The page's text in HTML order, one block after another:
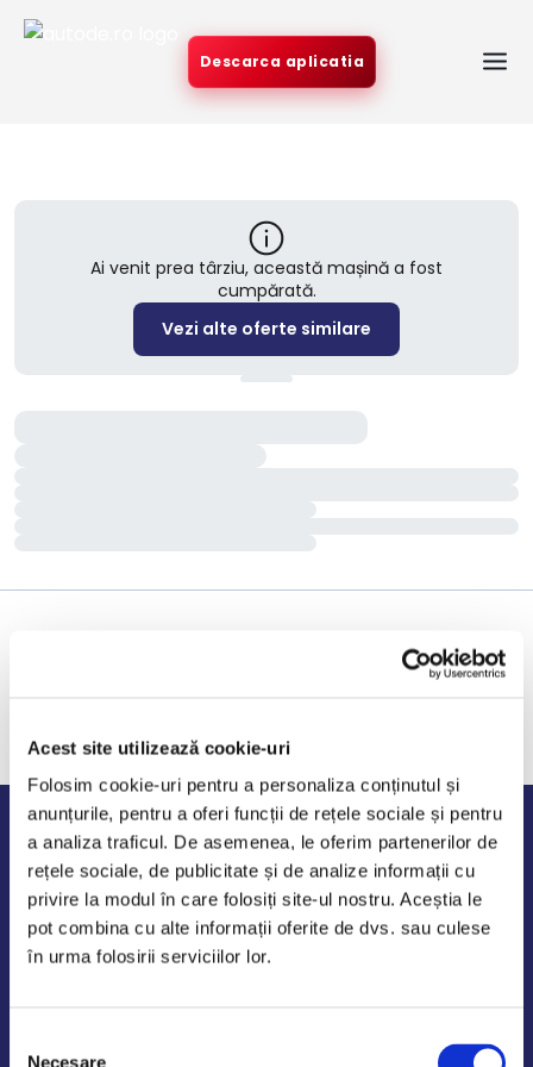
Acest site utilizează cookie-uri
Folosim cookie-uri pentru a personaliza conținutul și
anunțurile, pentru a oferi funcții de rețele sociale și pentru
a analiza traficul. De asemenea, le oferim partenerilor de
rețele sociale, de publicitate și de analize informații cu
privire la modul în care folosiți site-ul nostru. Aceștia le
pot combina cu alte informații oferite de dvs. sau culese
în urma folosirii serviciilor lor.
Necesare
Descarca aplicatia
Ai venit prea târziu, această mașină a fost
cumpărată.
Vezi alte oferte similare
Program de lucru
Luni - Vineri: 09:00-18:00
Sambata - Duminica: 10:00-14:00